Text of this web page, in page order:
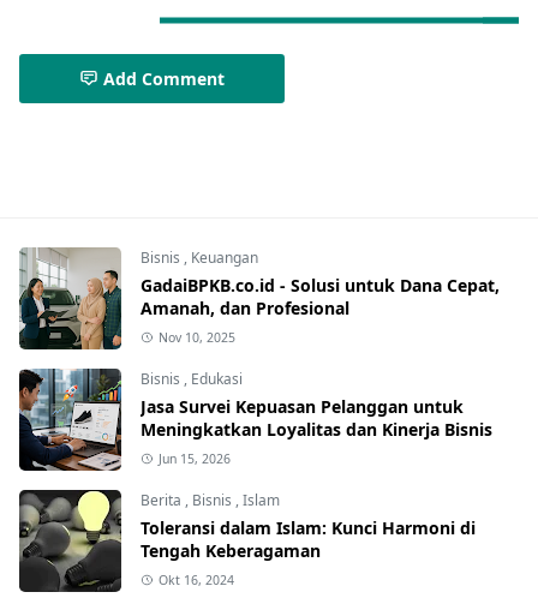
Add Comment
Bisnis , Keuangan
GadaiBPKB.co.id - Solusi untuk Dana Cepat,
Amanah, dan Profesional
Nov 10, 2025
Bisnis , Edukasi
Jasa Survei Kepuasan Pelanggan untuk
Meningkatkan Loyalitas dan Kinerja Bisnis
Jun 15, 2026
Berita , Bisnis ,Islam
Toleransi dalam Islam: Kunci Harmoni di
Tengah Keberagaman
Okt 16, 2024